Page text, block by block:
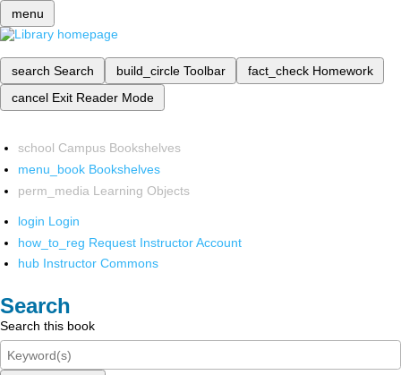
menu
search Search build_circle Toolbar fact_check Homework
cancel Exit Reader Mode
school Campus Bookshelves
menu_book Bookshelves
perm_media Learning Objects
login Login
how_to_reg Request Instructor Account
hub Instructor Commons
Search
Search this book